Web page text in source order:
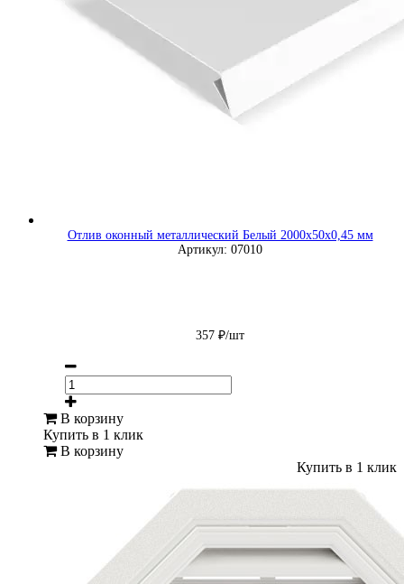
Отлив оконный металлический Белый 2000х50х0,45 мм
Артикул: 07010
357 ₽/шт
В корзину
Купить в 1 клик
В корзину
Купить в 1 клик